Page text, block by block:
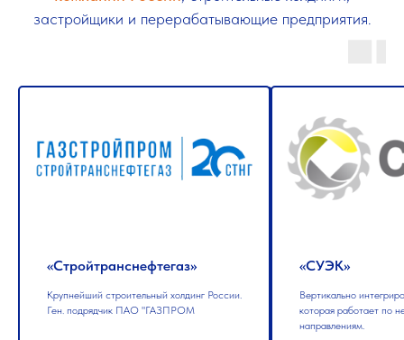
застройщики и перерабатывающие предприятия.
«СУЭК»
Вертикально интегрированная компания,
которая работает по нескольким
«ЛУКОЙЛ-
Одно из ведущих